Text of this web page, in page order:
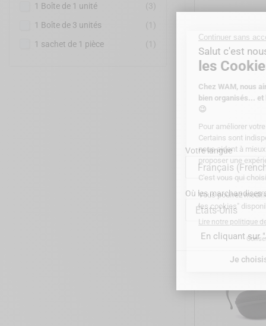
1 Boîte de 1 unité
(3)
1 Boîte de 3 unités
(1)
1 sachet de 1 pièce
(1)
DTE
Votre langue
Où les marchandises
États-Unis
En cliquant sur